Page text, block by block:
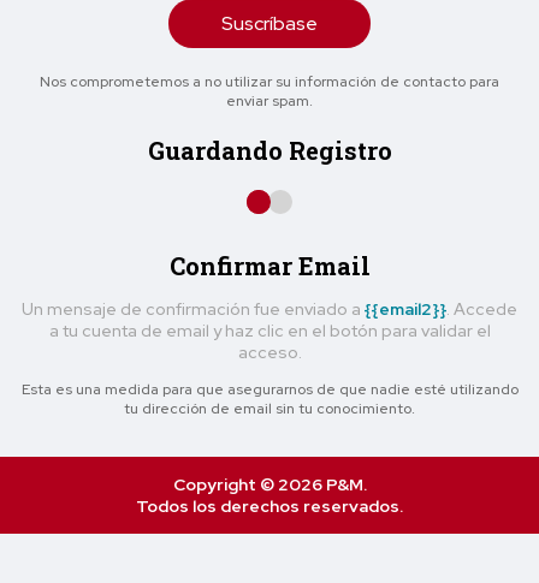
Suscríbase
Nos comprometemos a no utilizar su información de contacto para
enviar spam.
Guardando Registro
Confirmar Email
Un mensaje de confirmación fue enviado a {{email2}} . Accede
a tu cuenta de email y haz clic en el botón para validar el
acceso.
Esta es una medida para que asegurarnos de que nadie esté utilizando
tu dirección de email sin tu conocimiento.
Copyright © 2026 P&M.
Todos los derechos reservados.